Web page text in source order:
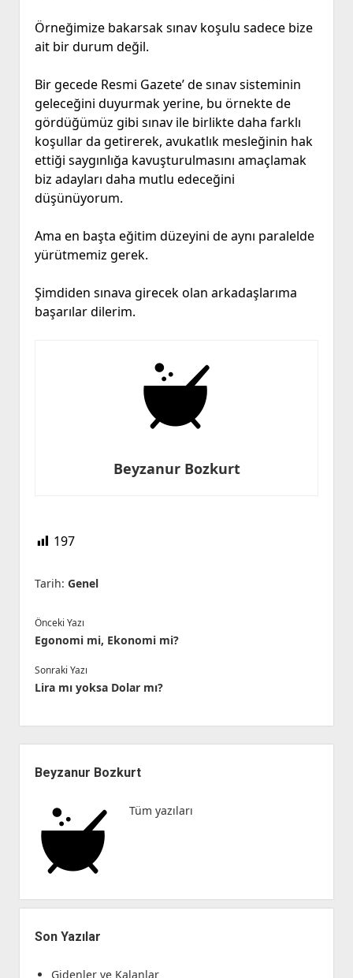
Örneğimize bakarsak sınav koşulu sadece bize
ait bir durum değil.
Bir gecede Resmi Gazete’ de sınav sisteminin
geleceğini duyurmak yerine, bu örnekte de
gördüğümüz gibi sınav ile birlikte daha farklı
koşullar da getirerek, avukatlık mesleğinin hak
ettiği saygınlığa kavuşturulmasını amaçlamak
biz adayları daha mutlu edeceğini
düşünüyorum.
Ama en başta eğitim düzeyini de aynı paralelde
yürütmemiz gerek.
Şimdiden sınava girecek olan arkadaşlarıma
başarılar dilerim.
Beyzanur Bozkurt
197
Tarih: Genel
Önceki Yazı
Egonomi mi, Ekonomi mi?
Sonraki Yazı
Lira mı yoksa Dolar mı?
Menü
Beyzanur Bozkurt
Tüm yazıları
Son Yazılar
Gidenler ve Kalanlar